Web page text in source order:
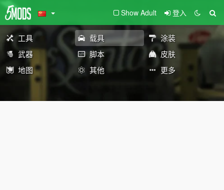
Show Adult 登入
工具 载具
涂装
武器
脚本
皮肤
地图
其他 更多